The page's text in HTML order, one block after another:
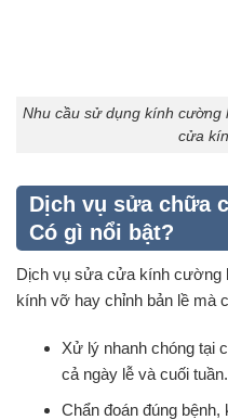
Nhu cầu sử dụng kính cường
cửa
Dịch vụ sửa chữa
Có gì nổi bật?
Dịch vụ sửa cửa kính cường
kính vỡ hay chỉnh bản lề mà
Xử lý nhanh chóng tại
cả ngày lễ và cuối tuần.
Chẩn đoán đúng